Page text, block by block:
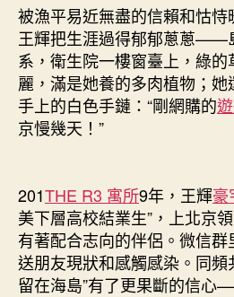
被漁平易近無盡的信賴和怙恃
王輝把生涯過得郁郁蔥蔥——
系，衛生院一樓窗臺上，綠
麗，滿是她養的多肉植物；她
手上的白色手鏈：“剛網購的
京慢幾天！”
201THE R3 寓所9年，王輝豪
美下層高校結業生”，上北京
有著配合志向的伴侶。微信
送朋友現狀和感觸感染。同頻
留在海島”有了更果斷的信心